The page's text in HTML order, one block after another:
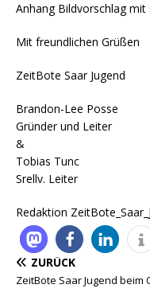
Anhang Bildvorschlag
Mit freundlichen Grüßen
ZeitBote Saar Jugend
Brandon-Lee Posse
Gründer und Leiter
&
Tobias Tunc
Srellv. Leiter
Redaktion
ZURÜCK
ZeitBote Saar Jugend beim